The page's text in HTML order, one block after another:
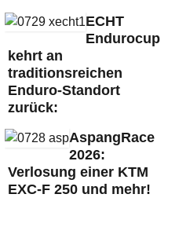
ECHT
Endurocup
kehrt an
traditionsreichen
Enduro-Standort
zurück:
AspangRace
2026:
Verlosung einer KTM
EXC-F 250 und mehr!